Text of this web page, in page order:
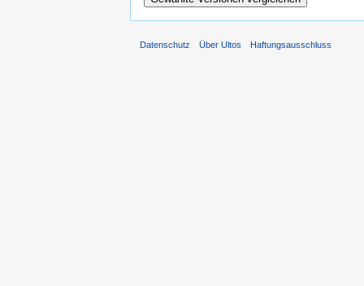
Datenschutz Über Ultos Haftungsausschluss